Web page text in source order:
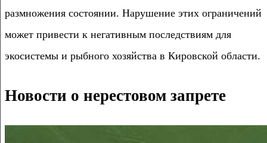
размножения состоянии. Нарушение этих ограничений
может привести к негативным последствиям для
экосистемы и рыбного хозяйства в Кировской области.
Новости о нерестовом запрете